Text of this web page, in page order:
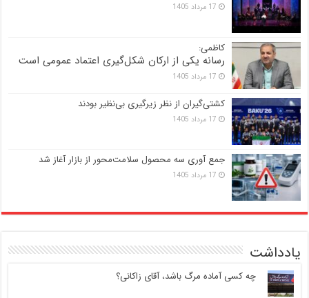
17 مرداد 1405
کاظمی:
رسانه یکی از ارکان شکل‌گیری اعتماد عمومی است
17 مرداد 1405
کشتی‌گیران از نظر زیرگیری بی‌نظیر بودند
17 مرداد 1405
جمع آوری سه محصول سلامت‌محور از بازار آغاز شد
17 مرداد 1405
یادداشت
‍ چه کسی آماده مرگ باشد، آقای زاکانی؟